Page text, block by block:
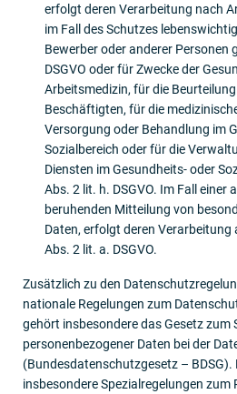
erfolgt deren Verarbeitung nach
im Fall des Schutzes
Bewerber oder anderer Personen
DSGVO oder für Zwecke der
Arbeitsmedizin, für die
Beschäftigten, für die
Versorgung oder Behandlung im
Sozialbereich oder für die
Diensten im Gesundheits- oder
Abs. 2 lit. h. DSGVO. Im Fall einer
beruhenden Mitteilung von
Daten, erfolgt deren Verarbeitung
Abs. 2 lit. a. DSGVO.
Zusätzlich zu den
nationale Regelungen zum
gehört insbesondere das Gesetz zum
personenbezogener Daten bei der
(Bundesdatenschutzgesetz – BDSG).
insbesondere Spezialregelungen